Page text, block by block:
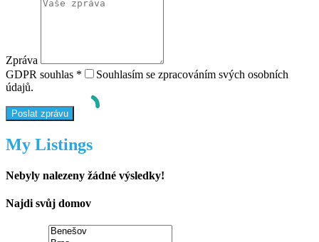
Zpráva
GDPR souhlas *
Souhlasím se zpracováním svých osobních
údajů.
My Listings
Nebyly nalezeny žádné výsledky!
Najdi svůj domov